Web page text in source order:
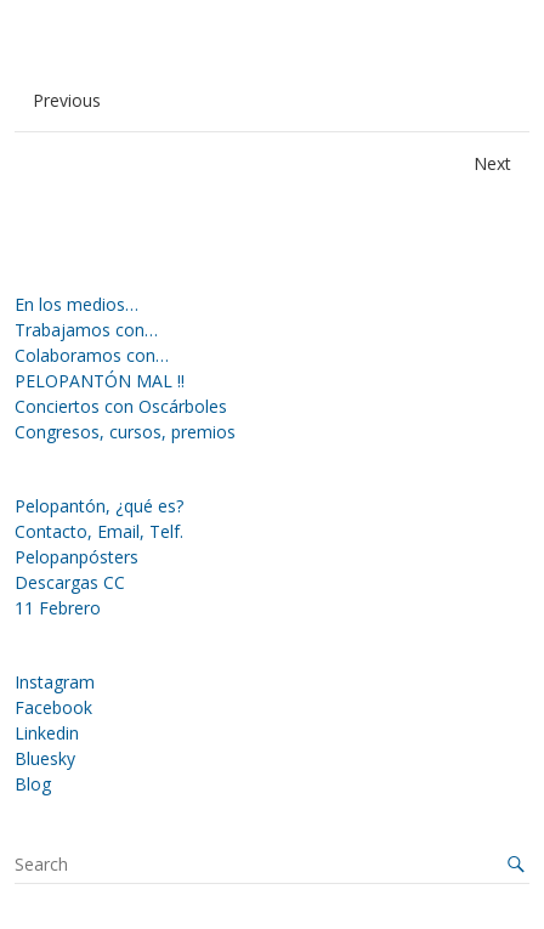
Previous
Next
En los medios…
Trabajamos con…
Colaboramos con…
PELOPANTÓN MAL !!
Conciertos con Oscárboles
Congresos, cursos, premios
Pelopantón, ¿qué es?
Contacto, Email, Telf.
Pelopanpósters
Descargas CC
11 Febrero
Instagram
Facebook
Linkedin
Bluesky
Blog
S
e